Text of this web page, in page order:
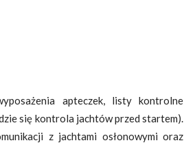
apteczek, listy kontrolne
się kontrola jachtów przed startem).
z jachtami osłonowymi oraz